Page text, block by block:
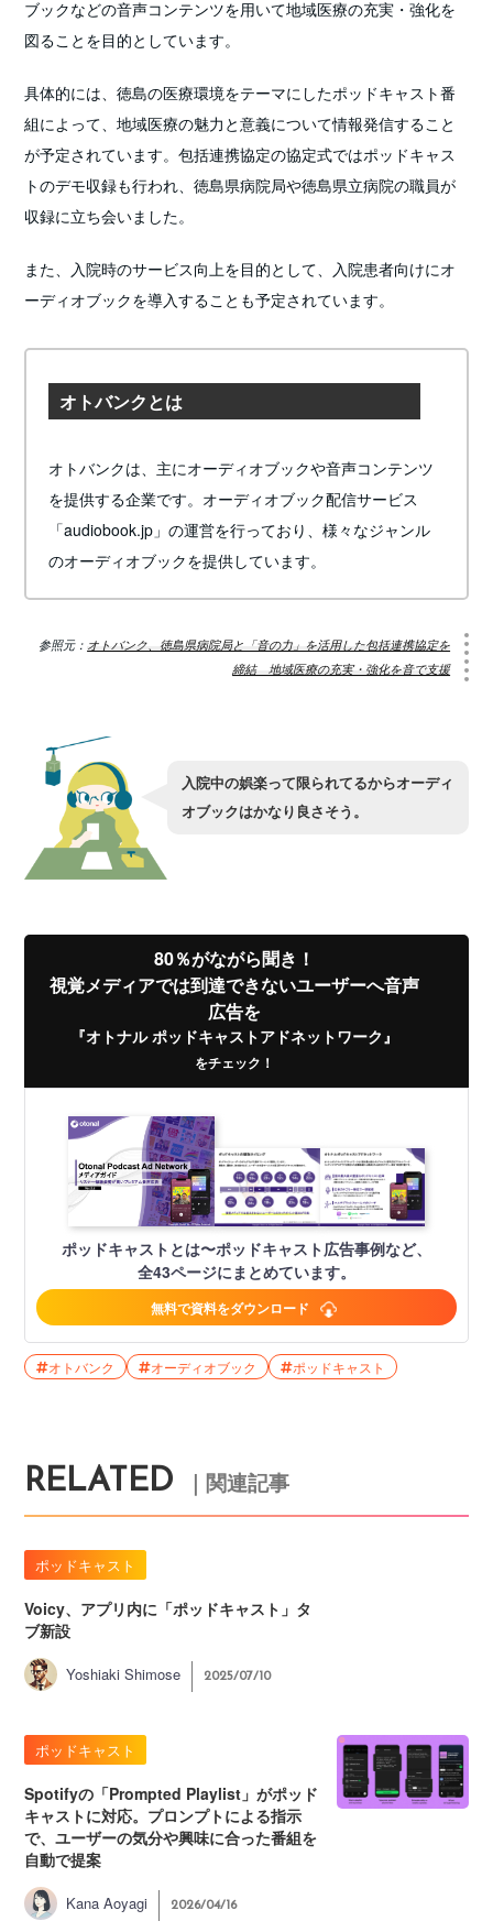
ブックなどの音声コンテンツを用いて地域医療の充実・強化を
図ることを目的としています。
具体的には、徳島の医療環境をテーマにしたポッドキャスト番
組によって、地域医療の魅力と意義について情報発信すること
が予定されています。包括連携協定の協定式ではポッドキャス
トのデモ収録も行われ、徳島県病院局や徳島県立病院の職員が
収録に立ち会いました。
また、入院時のサービス向上を目的として、入院患者向けにオ
ーディオブックを導入することも予定されています。
オトバンクとは
オトバンクは、主にオーディオブックや音声コンテンツ
を提供する企業です。オーディオブック配信サービス
「audiobook.jp」の運営を行っており、様々なジャンル
のオーディオブックを提供しています。
参照元： オトバンク、徳島県病院局と「音の力」を活用した包括連携協定を
締結 地域医療の充実・強化を音で支援
入院中の娯楽って限られてるからオーディ
オブックはかなり良さそう。
80％がながら聞き！
視覚メディアでは到達できないユーザーへ音声
広告を
『オトナル ポッドキャストアドネットワーク』
をチェック！
ポッドキャストとは〜ポッドキャスト広告事例など、
全43ページにまとめています。
無料で資料をダウンロード
オトバンク オーディオブック ポッドキャスト
RELATED ｜関連記事
ポッドキャスト
Voicy、アプリ内に「ポッドキャスト」タ
ブ新設
Yoshiaki Shimose 2025/07/10
ポッドキャスト
Spotifyの「Prompted Playlist」がポッド
キャストに対応。プロンプトによる指示
で、ユーザーの気分や興味に合った番組を
自動で提案
Kana Aoyagi 2026/04/16